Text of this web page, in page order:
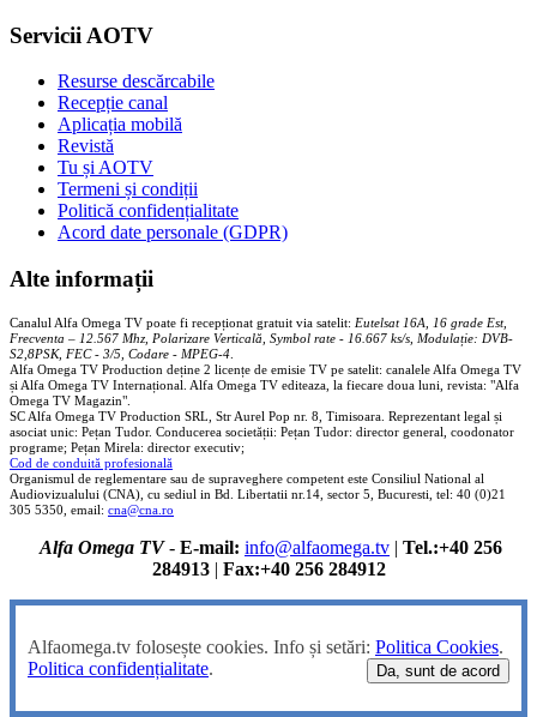
Servicii AOTV
Resurse descărcabile
Recepție canal
Aplicația mobilă
Revistă
Tu și AOTV
Termeni și condiții
Politică confidențialitate
Acord date personale (GDPR)
Alte informații
Canalul Alfa Omega TV poate fi recepționat gratuit via satelit: Eutelsat 16A, 16 grade Est,
Frecventa – 12.567 Mhz, Polarizare Verticală, Symbol rate - 16.667 ks/s, Modulație: DVB-
S2,8PSK, FEC - 3/5, Codare - MPEG-4
Alfa Omega TV Production deține 2 licențe de emisie TV pe satelit: canalele Alfa Omega TV
și Alfa Omega TV Internațional. Alfa Omega TV editeaza, la fiecare doua luni, revista: "Alfa
Omega TV Magazin".
SC Alfa Omega TV Production SRL, Str Aurel Pop nr. 8, Timisoara. Reprezentant legal și
asociat unic: Pețan Tudor. Conducerea societății: Pețan Tudor: director general, coodonator
programe; Pețan Mirela: director executiv;
Cod de conduită profesională
Organismul de reglementare sau de supraveghere competent este Consiliul National al
Audiovizualului (CNA), cu sediul in Bd. Libertatii nr.14, sector 5, Bucuresti, tel: 40 (0)21
305 5350, email: cna@cna.ro
Alfa Omega TV- E-mail: info@alfaomega.tv | Tel.:+40 256
284913| Fax:+40 256 284912
Alfaomega.tv folosește cookies. Info și setări: Politica Cookies.
Politica confidențialitate. Da, sunt de acord